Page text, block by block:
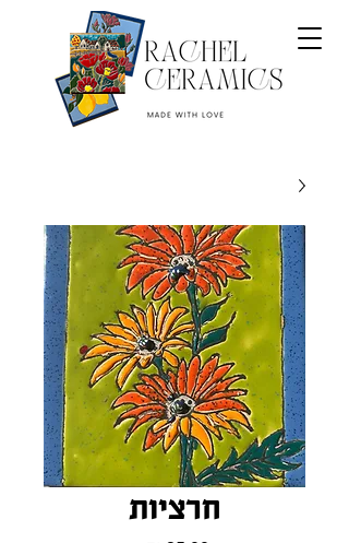
חרציות